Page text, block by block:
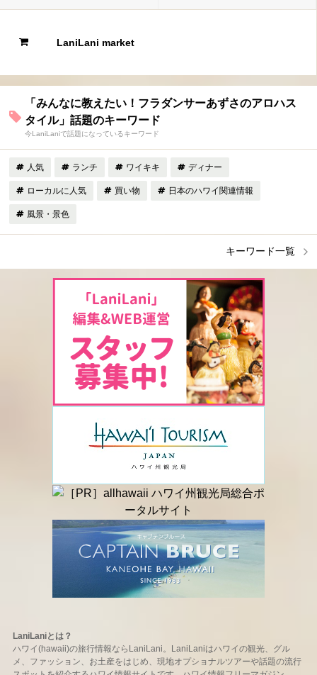
LaniLani market
「みんなに教えたい！フラダンサーあずさのアロハス
タイル」話題のキーワード
今LaniLaniで話題になっているキーワード
人気 ランチ ワイキキ ディナー
ローカルに人気 買い物 日本のハワイ関連情報
風景・景色
キーワード一覧
LaniLaniとは？
ハワイ(hawaii)の旅行情報ならLaniLani。LaniLaniはハワイの観光、グル
メ、ファッション、お土産をはじめ、現地オプショナルツアーや話題の流行